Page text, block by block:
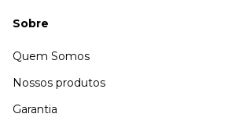
Sobre
Quem Somos
Nossos produtos
Garantia